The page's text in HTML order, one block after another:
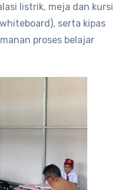
listrik, meja dan kursi
serta kipas
proses belajar